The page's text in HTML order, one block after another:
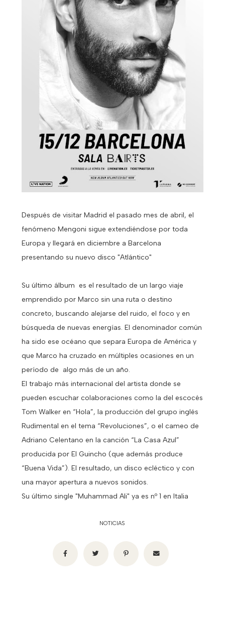
Después de visitar Madrid el pasado mes de abril, el
fenómeno Mengoni sigue extendiéndose por toda
Europa y llegará en diciembre a Barcelona
presentando su nuevo disco "Atlántico"
Su último álbum es el resultado de un largo viaje
emprendido por Marco sin una ruta o destino
concreto, buscando alejarse del ruido, el foco y en
búsqueda de nuevas energías. El denominador común
ha sido ese océano que separa Europa de América y
que Marco ha cruzado en múltiples ocasiones en un
período de algo más de un año.
El trabajo más internacional del artista donde se
pueden escuchar colaboraciones como la del escocés
Tom Walker en “Hola”, la producción del grupo inglés
Rudimental en el tema “Revoluciones”, o el cameo de
Adriano Celentano en la canción “La Casa Azul”
producida por El Guincho (que además produce
“Buena Vida”). El resultado, un disco ecléctico y con
una mayor apertura a nuevos sonidos.
Su último single "Muhammad Ali" ya es nº 1 en Italia
NOTICIAS